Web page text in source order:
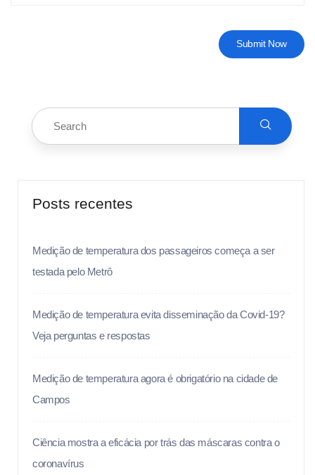
Posts recentes
Medição de temperatura dos passageiros começa a ser
testada pelo Metrô
Medição de temperatura evita disseminação da Covid-19?
Veja perguntas e respostas
Medição de temperatura agora é obrigatório na cidade de
Campos
Ciência mostra a eficácia por trás das máscaras contra o
coronavírus